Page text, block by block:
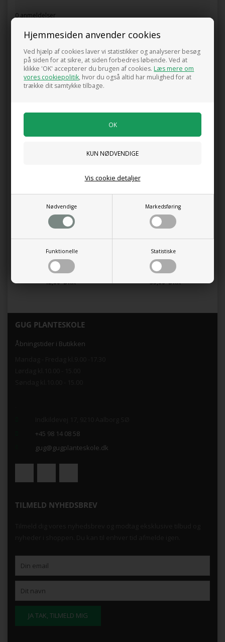
Hjemmesiden anvender cookies
Ved hjælp af cookies laver vi statistikker og analyserer besøg
på siden for at sikre, at siden forbedres løbende. Ved at
klikke 'OK' accepterer du brugen af cookies.Læs mere om
vores cookiepolitik, hvor du også altid har mulighed for at
trække dit samtykke tilbage.
Nødvendige Markedsføring
Funktionelle Statistiske
Vis cookie detaljer
0 anmeldelser
Tilføj anmeldelse
Produktet er endnu ikke anmeldt.Skriv en anmeldelse.
Kunder købte også
Krybbønne øko
42,00 DKK
Radise øko
35,00 DKK
GUG PLANTESKOLE
Åbningstider i Butikken
+45 98 14 08 58
gug@gugplanteskole.dk
TILMELD NYHEDSBREV